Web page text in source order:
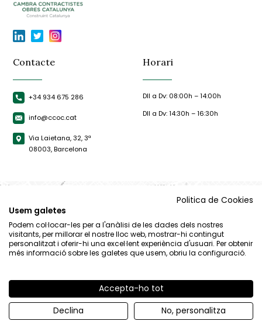
Contacte
+34 934 675 286
info@ccoc.cat
Via Laietana, 32, 3ª
08003, Barcelona
Horari
Dll a Dv: 08:00h – 14:00h
Dll a Dv: 14:30h – 16:30h
Avís Legal Política de privacitat | Política de cookies
By 100x100.net
Politica de Cookies
Usem galetes
Podem col·locar-les per a l'anàlisi de les dades dels nostres
visitants, per millorar el nostre lloc web, mostrar-hi contingut
personalitzat i oferir-hi una excel·lent experiència d'usuari. Per obtenir
més informació sobre les galetes que usem, obriu la configuració.
Accepta-ho tot
Declina
No, personalitza